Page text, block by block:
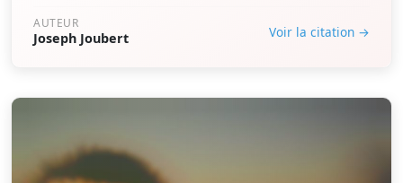
AUTEUR
Joseph Joubert Voir la citation →